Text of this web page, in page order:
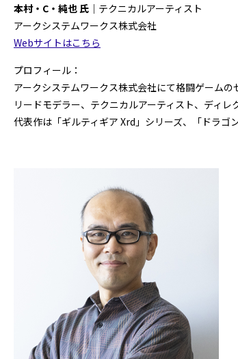
本村・C・純也 氏 ｜テクニカルアーティスト
アークシステムワークス株式会社
Webサイトはこちら
プロフィール：
アークシステムワークス株式会社にて格闘ゲームの
リードモデラー、テクニカルアーティスト、ディ
代表作は「ギルティギア Xrd」シリーズ、「ドラゴ